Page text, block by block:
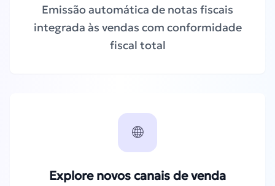
Emissão automática de notas fiscais
integrada às vendas com conformidade
fiscal total
🌐
Explore novos canais de venda